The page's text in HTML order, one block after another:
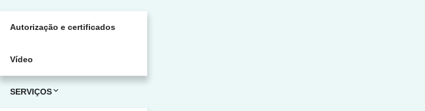
Autorização e certificados
Vídeo
SERVIÇOS